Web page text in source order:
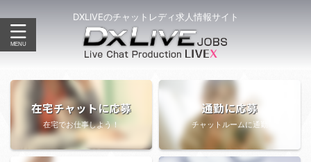
DXLIVEのチャットレディ求人情報サイト
在宅チャットに応募
在宅でお仕事しよう！
通勤に応募
チャットルームに通勤